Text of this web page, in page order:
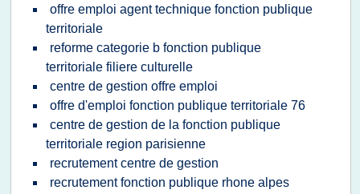
offre emploi agent technique fonction publique
territoriale
reforme categorie b fonction publique
territoriale filiere culturelle
centre de gestion offre emploi
offre d'emploi fonction publique territoriale 76
centre de gestion de la fonction publique
territoriale region parisienne
recrutement centre de gestion
recrutement fonction publique rhone alpes